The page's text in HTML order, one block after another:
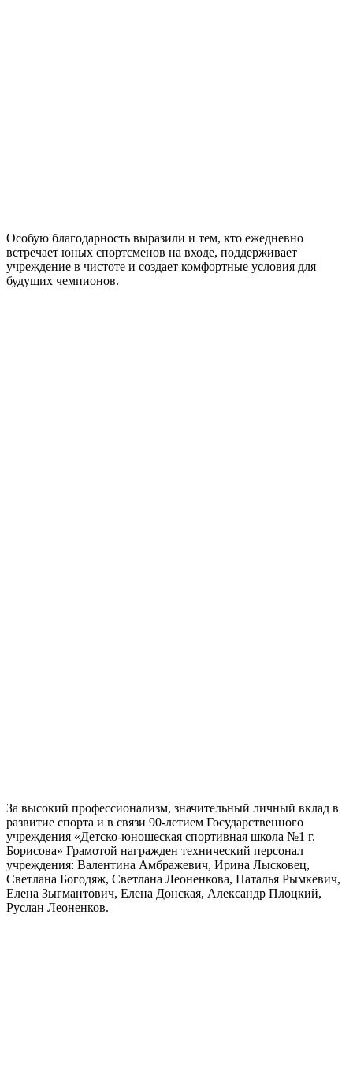
Особую благодарность выразили и тем, кто ежедневно
встречает юных спортсменов на входе, поддерживает
учреждение в чистоте и создает комфортные условия для
будущих чемпионов.
За высокий профессионализм, значительный личный вклад в
развитие спорта и в связи 90-летием Государственного
учреждения «Детско-юношеская спортивная школа №1 г.
Борисова» Грамотой награжден технический персонал
учреждения: Валентина Амбражевич, Ирина Лысковец,
Светлана Богодяж, Светлана Леоненкова, Наталья Рымкевич,
Елена Зыгмантович, Елена Донская, Александр Плоцкий,
Руслан Леоненков.